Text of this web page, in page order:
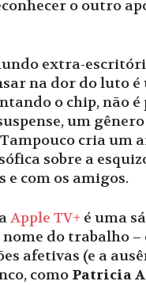
o outro
extra-
na dor do luto
o chip, não
um
Tampouco cria um
sobre a
com os amigos.
Apple TV+ é uma
do trabalho
afetivas (e a
como Patricia